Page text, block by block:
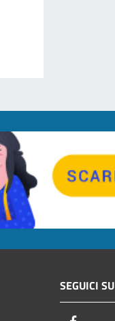
SEGUICI SU